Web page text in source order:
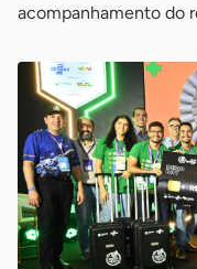
acompanhamento do